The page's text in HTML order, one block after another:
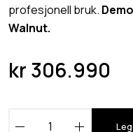
profesjonell bruk.
Walnut.
kr 306.990